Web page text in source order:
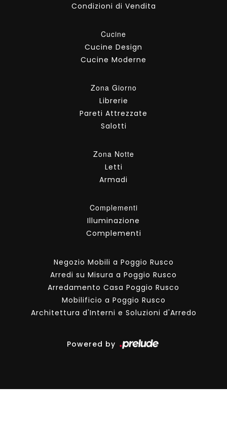
Condizioni di Vendita
Cucine
Cucine Design
Cucine Moderne
Zona Giorno
Librerie
Pareti Attrezzate
Salotti
Zona Notte
Letti
Armadi
Complementi
Illuminazione
Complementi
Negozio Mobili a Poggio Rusco
Arredi su Misura a Poggio Rusco
Arredamento Casa Poggio Rusco
Mobilificio a Poggio Rusco
Architettura d'Interni e Soluzioni d'Arredo
Powered by